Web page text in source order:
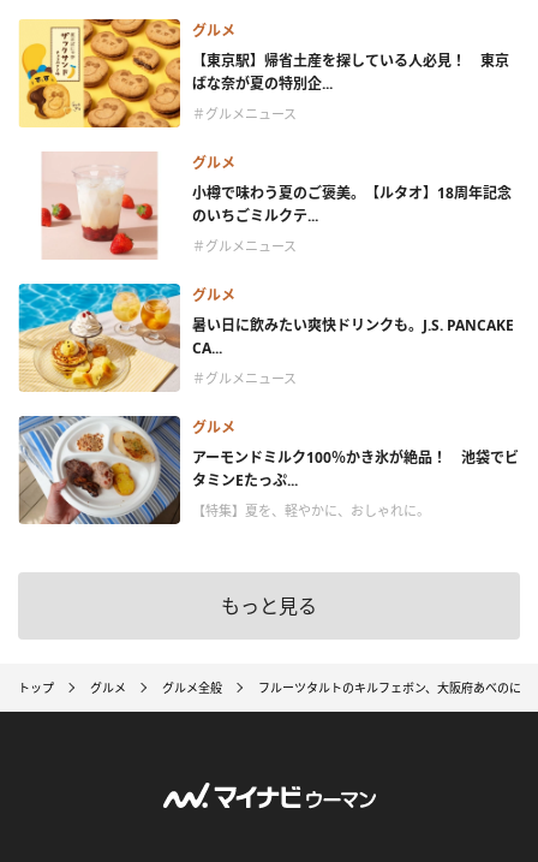
グルメ
【東京駅】帰省土産を探している人必見！ 東京
ばな奈が夏の特別企...
＃グルメニュース
グルメ
小樽で味わう夏のご褒美。【ルタオ】18周年記念
のいちごミルクテ...
＃グルメニュース
グルメ
暑い日に飲みたい爽快ドリンクも。J.S. PANCAKE
CA...
＃グルメニュース
グルメ
アーモンドミルク100％かき氷が絶品！ 池袋でビ
タミンEたっぷ...
【特集】夏を、軽やかに、おしゃれに。
もっと見る
トップ グルメ グルメ全般 フルーツタルトのキルフェボン、大阪府あべのに